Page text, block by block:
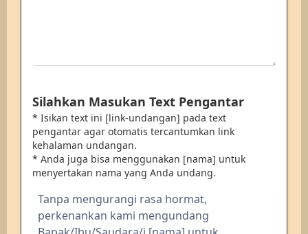
Silahkan Masukan Text Pengantar
* Isikan text ini [link-undangan] pada text
pengantar agar otomatis tercantumkan link
kehalaman undangan.
* Anda juga bisa menggunakan [nama] untuk
menyertakan nama yang Anda undang.